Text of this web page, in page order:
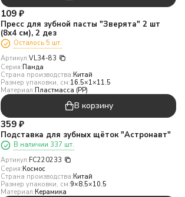
109 ₽
Пресс для зубной пасты "Зверята" 2 шт
(8х4 см), 2 дез
Осталось 5 шт.
Артикул:VL34-83
Серия:Панда
Страна производства:Китай
Размер упаковки, см:16.5×1×11.5
Материал:Пластмасса (РР)
В корзину
359 ₽
Подставка для зубных щёток "Астронавт"
В наличии 337 шт.
Артикул:FC220233
Серия:Космос
Страна производства:Китай
Размер упаковки, см:9×8.5×10.5
Материал:Керамика